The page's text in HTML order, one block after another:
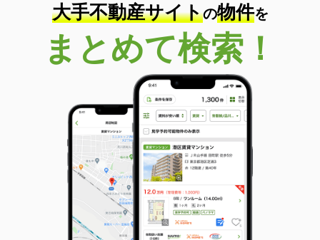
大手不動産サイトの物件を
まとめて検索！